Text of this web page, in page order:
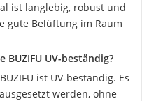
ist langlebig, robust und
gute Belüftung im Raum
UV-beständig?
ist UV-beständig. Es
werden, ohne